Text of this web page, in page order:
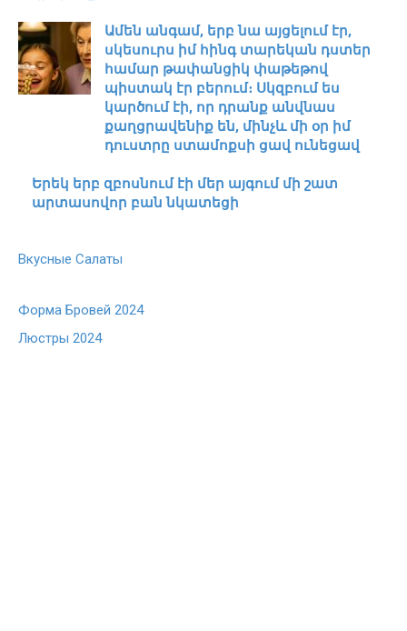
Ամեն անգամ, երբ նա այցելում էր,
սկեսուրս իմ հինգ տարեկան դստեր
համար թափանցիկ փաթեթով
պիստակ էր բերում։ Սկզբում ես
կարծում էի, որ դրանք անվնաս
քաղցրավենիք են, մինչև մի օր իմ
դուստրը ստամոքսի ցավ ունեցավ
Երեկ երբ զբոսնում էի մեր այգում մի շատ
արտասովոր բան նկատեցի
Вкусные Салаты
Форма Бровей 2024
Люстры 2024